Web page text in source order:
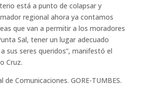
está a punto de colapsar y
regional ahora ya contamos
que van a permitir a los moradores
Sal, tener un lugar adecuado
sus seres queridos”, manifestó el
Cruz.
de Comunicaciones. GORE-TUMBES.